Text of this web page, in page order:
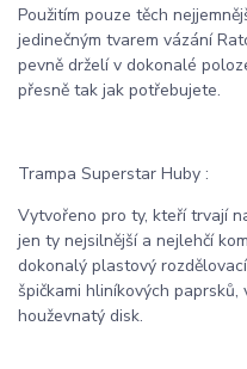
Použitím pouze těch
jedinečným tvarem vázání
pevně drželí v dokonalé
přesně tak jak potřebujete.
Trampa Superstar Huby :
Vytvořeno pro ty, kteří trvají
jen ty nejsilnější a nejlehčí
dokonalý plastový
špičkami hliníkových
houževnatý disk.